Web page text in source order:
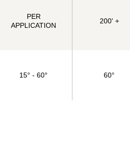
PER
APPLICATION
200' +
15° - 60° 60°